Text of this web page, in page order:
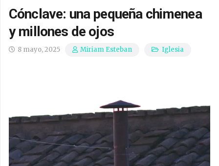
Cónclave: una pequeña chimenea
y millones de ojos
8 mayo, 2025 Miriam Esteban Iglesia